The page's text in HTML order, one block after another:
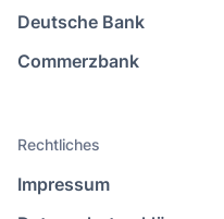
Deutsche Bank
Commerzbank
Rechtliches
Impressum